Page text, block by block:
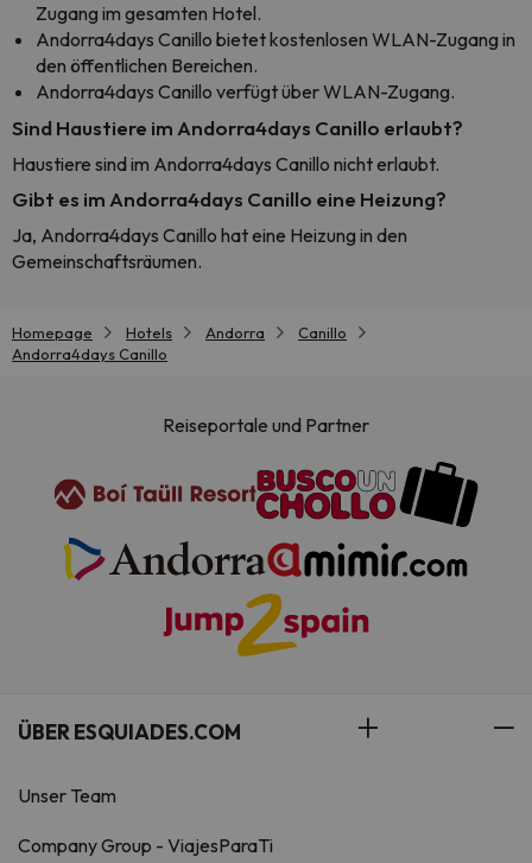
Zugang im gesamten Hotel.
Andorra4days Canillo bietet kostenlosen WLAN-Zugang in
den öffentlichen Bereichen.
Andorra4days Canillo verfügt über WLAN-Zugang.
Sind Haustiere im Andorra4days Canillo erlaubt?
Haustiere sind im Andorra4days Canillo nicht erlaubt.
Gibt es im Andorra4days Canillo eine Heizung?
Ja, Andorra4days Canillo hat eine Heizung in den
Gemeinschaftsräumen.
Homepage Hotels Andorra
Canillo
Andorra4days Canillo
Reiseportale und Partner
ÜBER ESQUIADES.COM
Unser Team
Company Group - ViajesParaTi